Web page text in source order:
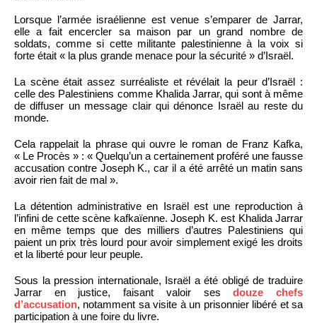
Lorsque l’armée israélienne est venue s’emparer de Jarrar,
elle a fait encercler sa maison par un grand nombre de
soldats, comme si cette militante palestinienne à la voix si
forte était « la plus grande menace pour la sécurité » d’Israël.
La scène était assez surréaliste et révélait la peur d’Israël :
celle des Palestiniens comme Khalida Jarrar, qui sont à même
de diffuser un message clair qui dénonce Israël au reste du
monde.
Cela rappelait la phrase qui ouvre le roman de Franz Kafka,
« Le Procès » : « Quelqu’un a certainement proféré une fausse
accusation contre Joseph K., car il a été arrêté un matin sans
avoir rien fait de mal ».
La détention administrative en Israël est une reproduction à
l’infini de cette scène kafkaïenne. Joseph K. est Khalida Jarrar
en même temps que des milliers d’autres Palestiniens qui
paient un prix très lourd pour avoir simplement exigé les droits
et la liberté pour leur peuple.
Sous la pression internationale, Israël a été obligé de traduire
Jarrar en justice, faisant valoir sesdouze chefs
d’accusation, notamment sa visite à un prisonnier libéré et sa
participation à une foire du livre.